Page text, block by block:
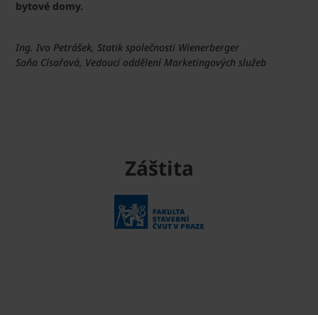
bytové domy.
Ing. Ivo Petrášek, Statik společnosti Wienerberger
Soňa Císařová, Vedoucí oddělení Marketingových služeb
Záštita